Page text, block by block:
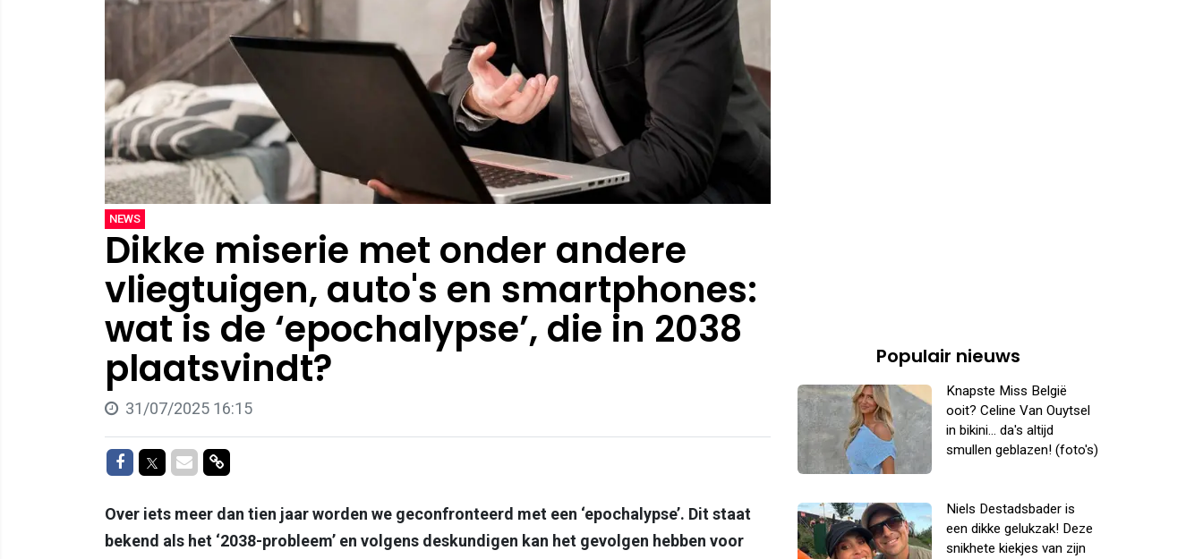
NEWS
Dikke miserie met onder andere
vliegtuigen, auto's en smartphones:
wat is de ‘epochalypse’, die in 2038
plaatsvindt?
31/07/2025 16:15
Delen op Facebook
Delen op Twitter
Delen via Mail
Delen via link
Over iets meer dan tien jaar worden we geconfronteerd met een ‘epochalypse’. Dit staat
bekend als het ‘2038-probleem’ en volgens deskundigen kan het gevolgen hebben voor
Populair nieuws
Knapste Miss België
ooit? Celine Van Ouytsel
in bikini... da's altijd
smullen geblazen! (foto's)
Niels Destadsbader is
een dikke gelukzak! Deze
snikhete kiekjes van zijn